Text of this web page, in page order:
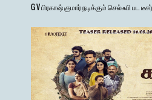
G V பிரகாஷ் குமார் நடிக்கும் செல்ஃபி பட